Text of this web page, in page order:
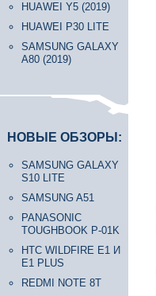
HUAWEI Y5 (2019)
HUAWEI P30 LITE
SAMSUNG GALAXY
A80 (2019)
НОВЫЕ ОБЗОРЫ:
SAMSUNG GALAXY
S10 LITE
SAMSUNG A51
PANASONIC
TOUGHBOOK P-01K
HTC WILDFIRE E1 И
E1 PLUS
REDMI NOTE 8T